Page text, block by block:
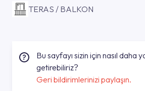
TERAS / BALKON
Bu sayfayı sizin için nasıl daha
getirebiliriz?
Geri bildirimlerinizi paylaşın.